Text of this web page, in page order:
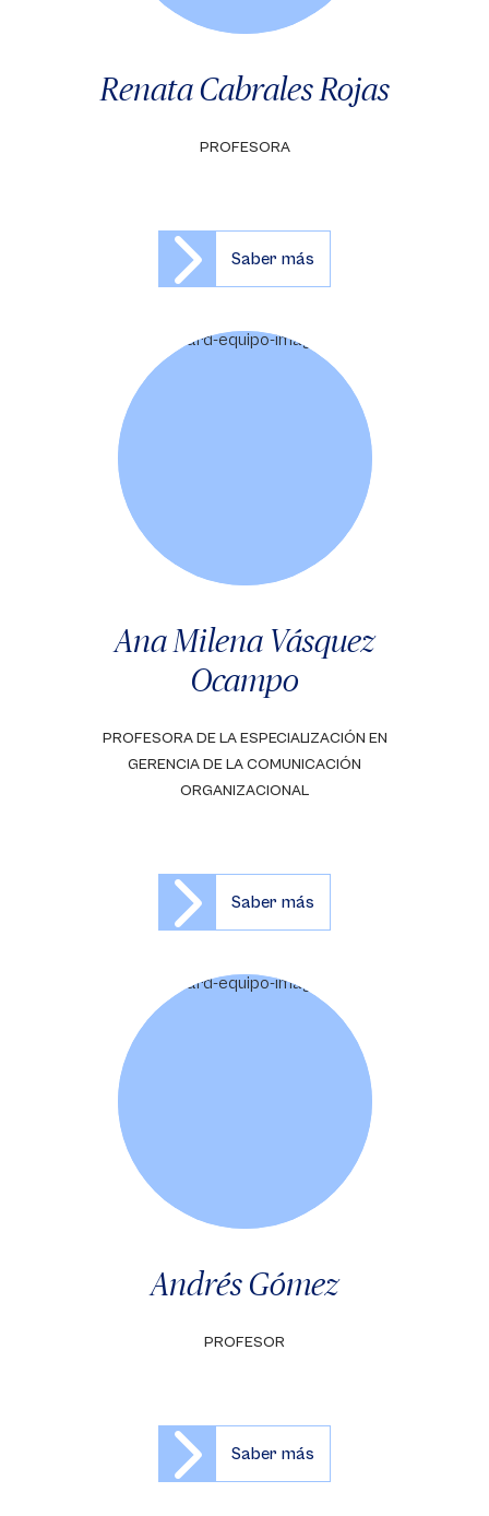
Renata Cabrales Rojas
PROFESORA
Saber más
Ana Milena Vásquez
Ocampo
PROFESORA DE LA ESPECIALIZACIÓN EN
GERENCIA DE LA COMUNICACIÓN
ORGANIZACIONAL
Saber más
Andrés Gómez
PROFESOR
Saber más